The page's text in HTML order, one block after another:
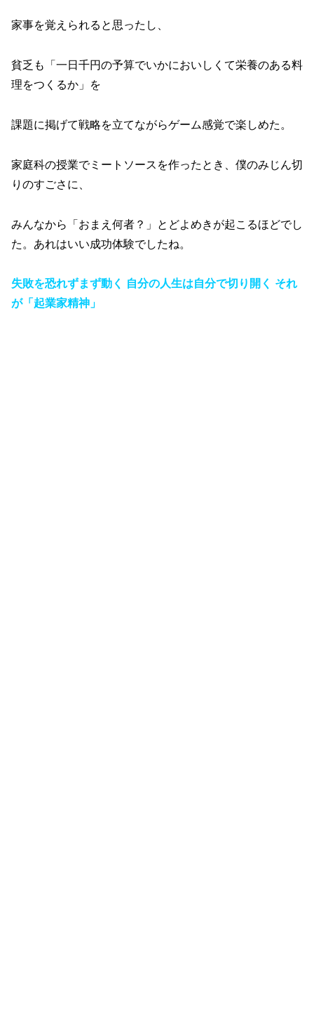
家事を覚えられると思ったし、
貧乏も「一日千円の予算でいかにおいしくて栄養のある料
理をつくるか」を
課題に掲げて戦略を立てながらゲーム感覚で楽しめた。
家庭科の授業でミートソースを作ったとき、僕のみじん切
りのすごさに、
みんなから「おまえ何者？」とどよめきが起こるほどでし
た。あれはいい成功体験でしたね。
失敗を恐れずまず動く 自分の人生は自分で切り開く それ
が「起業家精神」